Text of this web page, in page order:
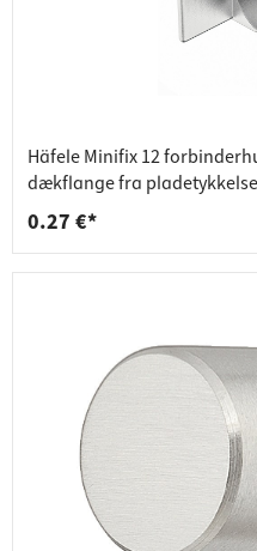
Häfele Minifix 12
dækflange fra
0.27 €*